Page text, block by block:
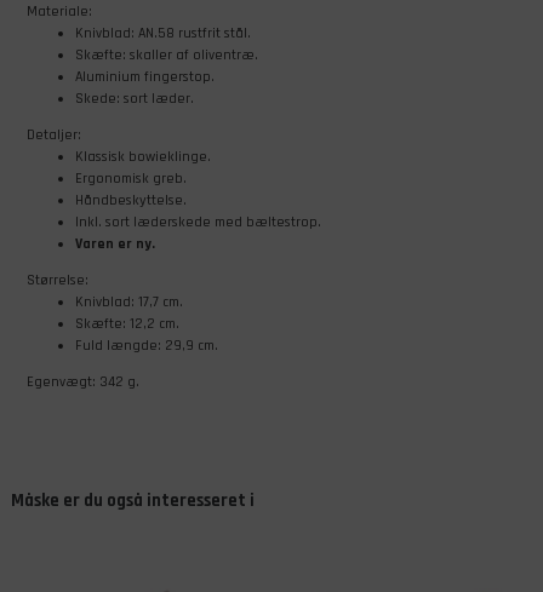
Materiale:
Knivblad: AN.58 rustfrit stål.
Skæfte: skaller af oliventræ.
Aluminium fingerstop.
Skede: sort læder.
Detaljer:
Klassisk bowieklinge.
Ergonomisk greb.
Håndbeskyttelse.
Inkl. sort læderskede med bæltestrop.
Varen er ny.
Størrelse:
Knivblad: 17,7 cm.
Skæfte: 12,2 cm.
Fuld længde: 29,9 cm.
Egenvægt: 342 g.
Måske er du også interesseret i